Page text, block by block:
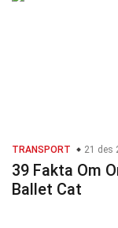
TRANSPORT 21 des
39 Fakta Om
Ballet Cat